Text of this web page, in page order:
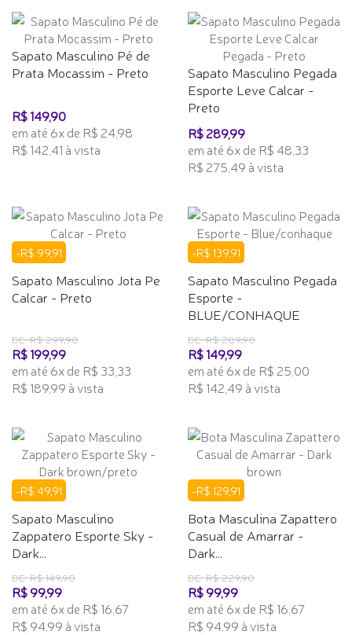
Sapato Masculino Pé de
Prata Mocassim - Preto
R$ 149,90
em até 6x de R$ 24,98
R$ 142,41 à vista
Sapato Masculino Pegada
Esporte Leve Calcar -
Preto
R$ 289,99
em até 6x de R$ 48,33
R$ 275,49 à vista
-R$ 99,91
Sapato Masculino Jota Pe
Calcar - Preto
DE: R$ 299,90
R$ 199,99
em até 6x de R$ 33,33
R$ 189,99 à vista
-R$ 139,91
Sapato Masculino Pegada
Esporte -
BLUE/CONHAQUE
DE: R$ 289,90
R$ 149,99
em até 6x de R$ 25,00
R$ 142,49 à vista
-R$ 49,91
Sapato Masculino
Zappatero Esporte Sky -
Dark...
DE: R$ 149,90
R$ 99,99
em até 6x de R$ 16,67
R$ 94,99 à vista
-R$ 129,91
Bota Masculina Zapattero
Casual de Amarrar -
Dark...
DE: R$ 229,90
R$ 99,99
em até 6x de R$ 16,67
R$ 94,99 à vista